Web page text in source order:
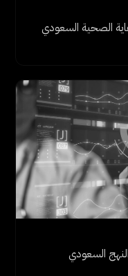
الصحية السعودي
السعودي